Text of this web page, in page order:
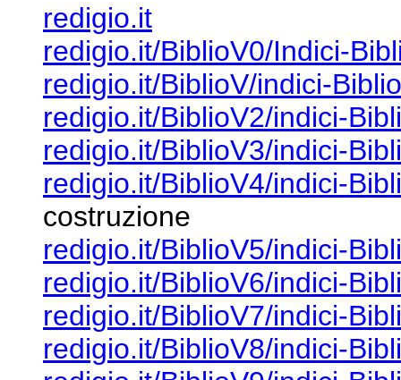
redigio.it
redigio.it/BiblioV0/Indici-
redigio.it/BiblioV/indici-
redigio.it/BiblioV2/indici-
redigio.it/BiblioV3/indici-
redigio.it/BiblioV4/indici-
costruzione
redigio.it/BiblioV5/indici-
redigio.it/BiblioV6/indici-
redigio.it/BiblioV7/indici-
redigio.it/BiblioV8/indici-